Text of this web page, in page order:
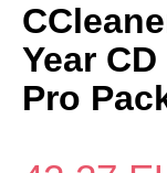
Year
Pro